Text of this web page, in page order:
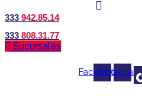
333 942.85.14
333 808.31.77
Sucursales
FacebookInstagram